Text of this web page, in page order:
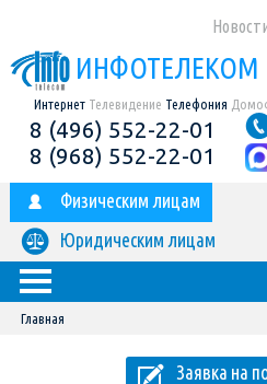
ИНФОТЕЛЕКОМ
Интернет Телевидение Телефония
8 (496) 552-22-01
8 (968) 552-22-01
Физическим лицам
Юридическим лицам
Главная
Заявка на